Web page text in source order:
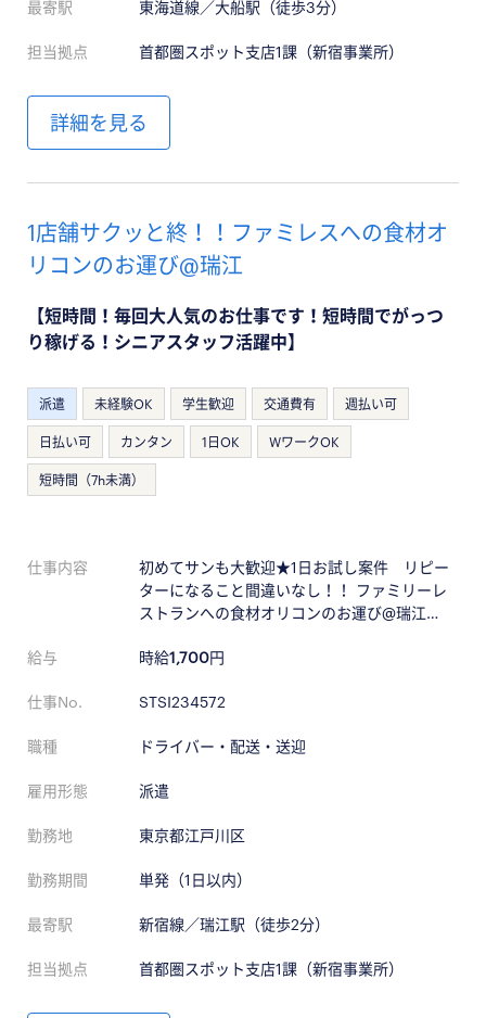
最寄駅 東海道線／大船駅（徒歩3分）
担当拠点 首都圏スポット支店1課（新宿事業所）
詳細を見る
1店舗サクッと終！！ファミレスへの食材オ
リコンのお運び@瑞江
【短時間！毎回大人気のお仕事です！短時間でがっつ
り稼げる！シニアスタッフ活躍中】
派遣 未経験OK 学生歓迎 交通費有 週払い可
日払い可 カンタン 1日OK WワークOK
短時間（7h未満）
仕事内容
初めてサンも大歓迎★1日お試し案件 リピー
ターになること間違いなし！！ ファミリーレ
ストランへの食材オリコンのお運び@瑞江…
給与 時給1,700円
仕事No. STSI234572
職種 ドライバー・配送・送迎
雇用形態 派遣
勤務地 東京都江戸川区
勤務期間 単発（1日以内）
最寄駅 新宿線／瑞江駅（徒歩2分）
担当拠点 首都圏スポット支店1課（新宿事業所）